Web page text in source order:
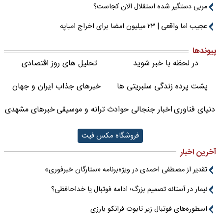
مربی دستگیر شده استقلال الان کجاست؟
عجیب اما واقعی | ۲۳ میلیون امضا برای اخراج امباپه
پیوندها
در لحظه با خبر شوید
تحلیل های روز اقتصادی
پشت پرده زندگی سلبریتی ها
خبرهای جذاب ایران و جهان
دنیای فناوریاخبار جنجالی حوادثترانه و موسیقیخبرهای مشهدی
فروشگاه مکس فیت
آخرین اخبار
تقدیر از مصطفی احمدی در ویژه‌برنامه «ستارگان خبرفوری»
نیمار در آستانه تصمیم بزرگ؛ ادامه فوتبال یا خداحافظی؟
اسطوره‌های فوتبال زیر تابوت فرانکو بارزی